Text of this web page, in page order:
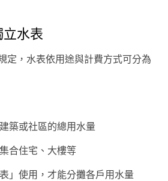
立水表
定，水表依用途與計費方式可分為
築或社區的總用水量
合住宅、大樓等
」使用，才能分攤各戶用水量